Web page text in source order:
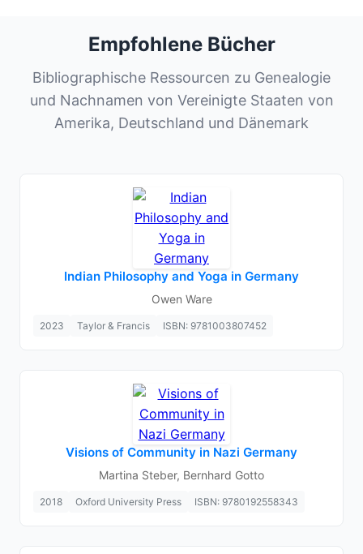
Empfohlene Bücher
Bibliographische Ressourcen zu Genealogie
und Nachnamen von Vereinigte Staaten von
Amerika, Deutschland und Dänemark
Indian Philosophy and Yoga in Germany
Owen Ware
2023 Taylor & Francis ISBN: 9781003807452
Visions of Community in Nazi Germany
Martina Steber, Bernhard Gotto
2018 Oxford University Press ISBN: 9780192558343